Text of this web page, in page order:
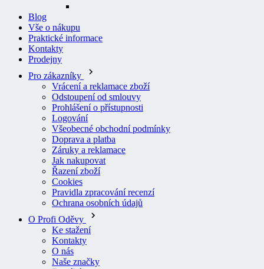
Vše o nákupu
Praktické informace
Kontakty
Prodejny
Pro zákazníky
Vrácení a reklamace zboží
Odstoupení od smlouvy
Prohlášení o přístupnosti
Logování
Všeobecné obchodní podmínky
Doprava a platba
Záruky a reklamace
Jak nakupovat
Řazení zboží
Cookies
Pravidla zpracování recenzí
Ochrana osobních údajů
O Profi Oděvy
Ke stažení
Kontakty
O nás
Naše značky
Pomáháme